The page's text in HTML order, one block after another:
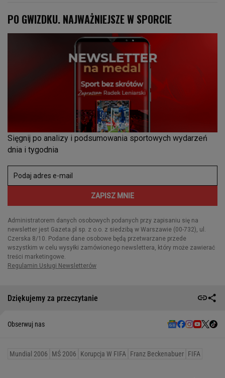
Dziękujemy za przeczytanie
Obserwuj nas
Mundial 2006 MŚ 2006 Korupcja W FIFA Franz Beckenabuer FIFA